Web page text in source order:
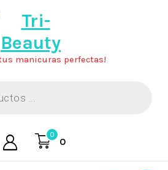
manicuras perfectas!
0
0